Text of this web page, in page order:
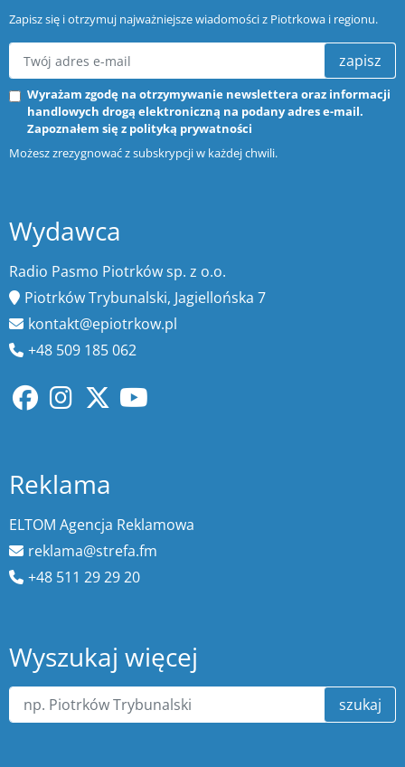
Zapisz się i otrzymuj najważniejsze wiadomości z Piotrkowa i regionu.
zapisz
Wyrażam zgodę na otrzymywanie newslettera oraz informacji
handlowych drogą elektroniczną na podany adres e-mail.
Zapoznałem się z polityką prywatności
Możesz zrezygnować z subskrypcji w każdej chwili.
Wydawca
Radio Pasmo Piotrków sp. z o.o.
Piotrków Trybunalski, Jagiellońska 7
kontakt@epiotrkow.pl
+48 509 185 062
Reklama
ELTOM Agencja Reklamowa
reklama@strefa.fm
+48 511 29 29 20
Wyszukaj więcej
szukaj